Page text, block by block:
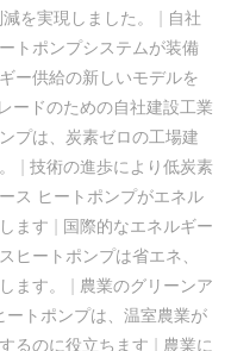
を実現しました。
| 自社
トポンプシステムが装備
ー供給の新しいモデルを
ードのための自社建設工業
プは、炭素ゼロの工場建
| 技術の進歩により低炭素
ス ヒートポンプがエネル
ます | 国際的なエネルギー
ヒートポンプは省エネ、
ます。
| 農業のグリーンア
ートポンプは、温室農業が
るのに役立ちます | 農業に